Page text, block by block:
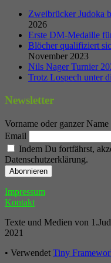
Zweibrücker Judoka
2026
Erste DM-Medaille
Blöcher qualifiziert
November 2023
Nils Nager Turnier
Trotz Lospech unter
Newsletter
Vorname oder ganzer Name
Email
Indem Du fortfährst,
Datenschutzerklärung.
Footer
Inhalt
Impressum
Kontakt
Texte und Medien von
2021
• Verwendet Tiny